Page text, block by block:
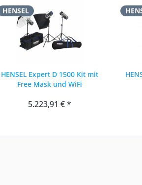
HENSEL
HENSEL Expert D 1500 Kit mit
Free Mask und WiFi
5.223,91 € *